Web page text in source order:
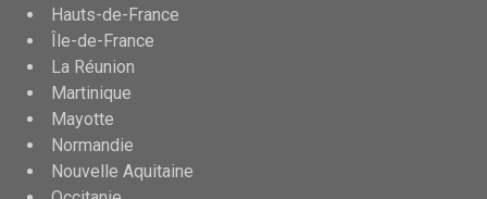
Hauts-de-France
Île-de-France
La Réunion
Martinique
Mayotte
Normandie
Nouvelle Aquitaine